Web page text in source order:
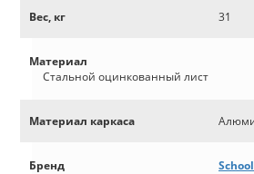
Вес, кг 31
Материал
Стальной оцинкованный лист
Материал каркаса
Бренд